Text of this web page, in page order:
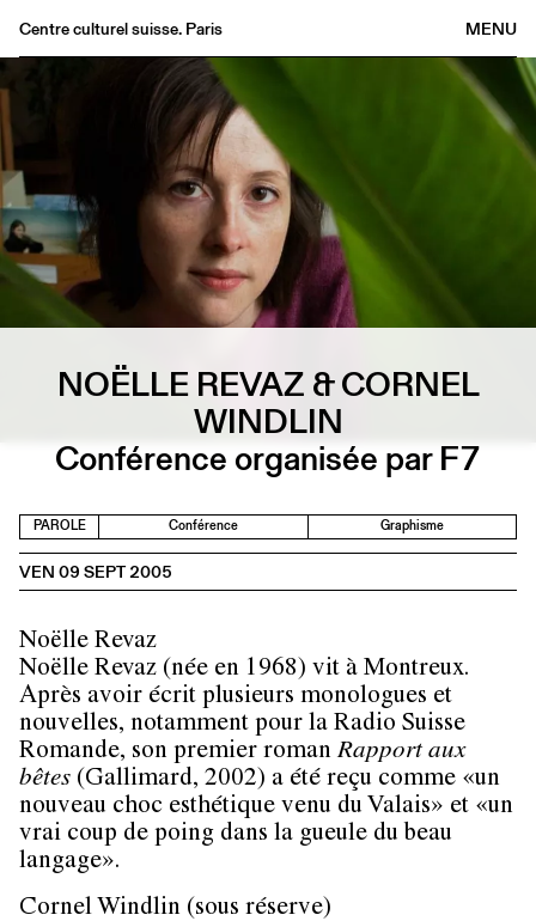
MENU
Centre culturel suisse. Paris
Archives
Médiathèque
Éditions
Informations
NOËLLE REVAZ & CORNEL
WINDLIN
Conférence organisée par F7
PAROLE Conférence Graphisme
VEN 09 SEPT 2005
Noëlle Revaz
Noëlle Revaz (née en 1968) vit à Montreux.
Après avoir écrit plusieurs monologues et
nouvelles, notamment pour la Radio Suisse
Romande, son premier romanRapport aux
bêtes (Gallimard, 2002) a été reçu comme «un
nouveau choc esthétique venu du Valais» et «un
vrai coup de poing dans la gueule du beau
langage».
Cornel Windlin (sous réserve)